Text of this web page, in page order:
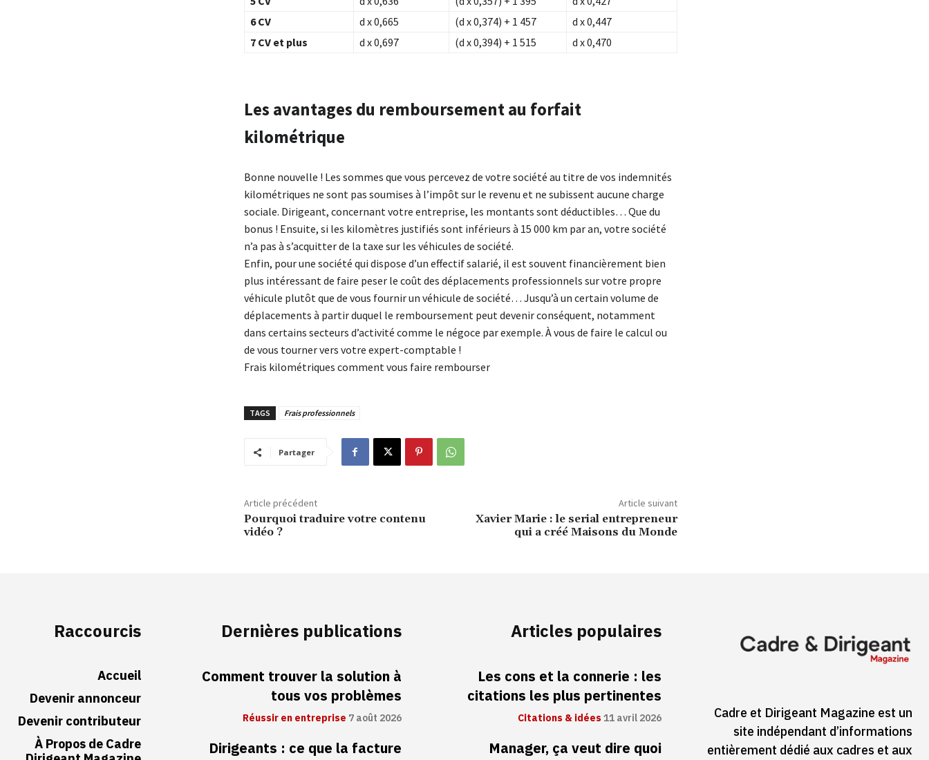
6 CV
d x 0,665 (d x 0,374) + 1 457
d x 0,447
7 CV et plus
d x 0,697 (d x 0,394) + 1 515 d x 0,470
Les avantages du remboursement au forfait
kilométrique
Bonne nouvelle ! Les sommes que vous percevez de votre société au titre de vos indemnités
kilométriques ne sont pas soumises à l’impôt sur le revenu et ne subissent aucune charge
sociale. Dirigeant, concernant votre entreprise, les montants sont déductibles… Que du
bonus ! Ensuite, si les kilomètres justifiés sont inférieurs à 15 000 km par an, votre société
n’a pas à s’acquitter de la taxe sur les véhicules de société.
Enfin, pour une société qui dispose d’un effectif salarié, il est souvent financièrement bien
plus intéressant de faire peser le coût des déplacements professionnels sur votre propre
véhicule plutôt que de vous fournir un véhicule de société… Jusqu’à un certain volume de
déplacements à partir duquel le remboursement peut devenir conséquent, notamment
dans certains secteurs d’activité comme le négoce par exemple. À vous de faire le calcul ou
de vous tourner vers votre expert-comptable !
Frais kilométriques comment vous faire rembourser
TAGS Frais professionnels
Partager
Article précédent
Pourquoi traduire votre contenu
vidéo ?
Article suivant
Xavier Marie : le serial entrepreneur
qui a créé Maisons du Monde
Raccourcis
Accueil
Devenir annonceur
Devenir contributeur
À Propos de Cadre
Dernières publications
Comment trouver la solution à
tous vos problèmes
Réussir en entreprise 7 août 2026
Dirigeants : ce que la facture
Articles populaires
Les cons et la connerie : les
citations les plus pertinentes
Citations & idées11 avril 2026
Manager, ça veut dire quoi
Cadre et Dirigeant Magazine est un
site indépendant d’informations
entièrement dédié aux cadres et aux